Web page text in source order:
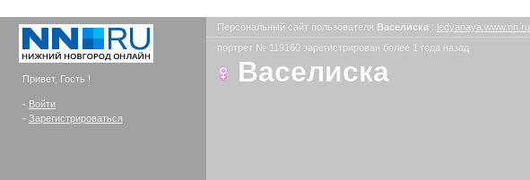
Привет, Гость !
- Войти
- Зарегистрироваться
Персональный сайт пользователя Васелиска : ledyanaya.www.nn.ru
портрет № 119160 зарегистрирован более 1 года назад
Васелиска